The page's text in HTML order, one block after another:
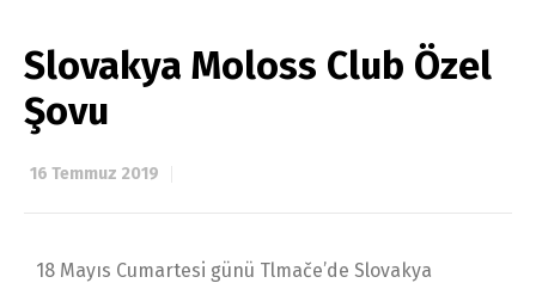
Slovakya Moloss Club Özel
Şovu
16 Temmuz 2019
18 Mayıs Cumartesi günü Tlmače’de Slovakya